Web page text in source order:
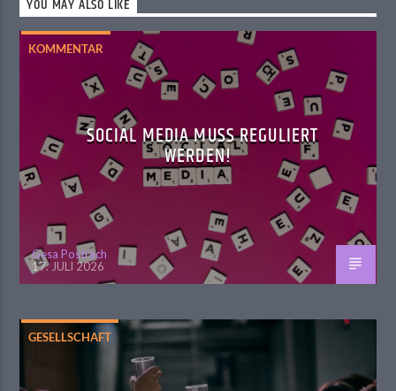
YOU MAY ALSO LIKE
KOMMENTAR
SOCIAL MEDIA MUSS REGULIERT
WERDEN!
Gesa Postrach
17. JULI 2026
GESELLSCHAFT